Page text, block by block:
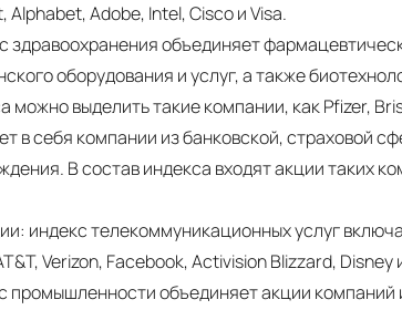
Adobe, Intel, Cisco и Visa.
здравоохранения объединяет
оборудования и услуг, а также
можно выделить такие компании, как Pfizer,
в себя компании из банковской, страховой
В состав индекса входят акции таких
индекс телекоммуникационных услуг
Verizon, Facebook, Activision Blizzard, Disney
объединяет акции компаний